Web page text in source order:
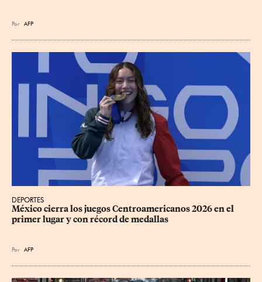
Por AFP
DEPORTES
México cierra los juegos Centroamericanos 2026 en el
primer lugar y con récord de medallas
Por AFP